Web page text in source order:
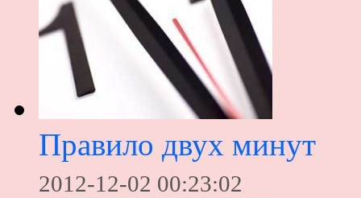
Правило двух минут
2012-12-02 00:23:02